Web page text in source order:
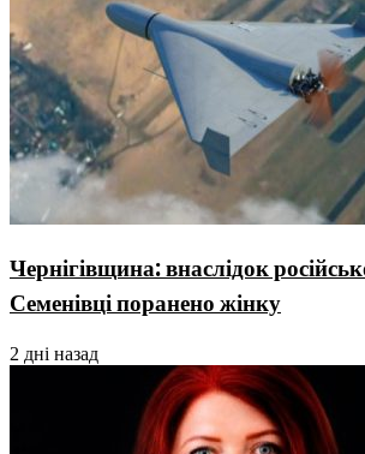
Чернігівщина: внаслідок
Семенівці поранено жінку
2 дні назад